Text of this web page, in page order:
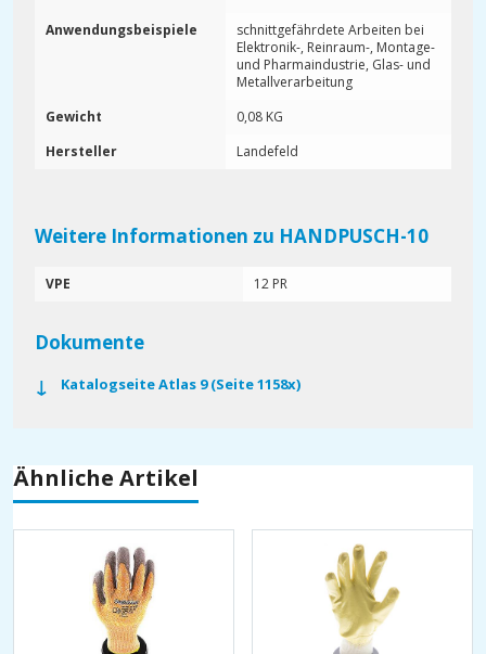
Anwendungsbeispiele
schnittgefährdete Arbeiten bei
Elektronik-, Reinraum-, Montage-
und Pharmaindustrie, Glas- und
Metallverarbeitung
Gewicht
0,08 KG
Hersteller
Landefeld
Weitere Informationen zu HANDPUSCH-10
VPE 12 PR
Dokumente
Katalogseite Atlas 9 (Seite 1158x)
Ähnliche Artikel